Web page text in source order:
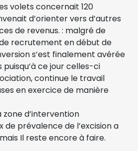
volets concernait 120
d’orienter vers d’autres
de revenus. : malgré de
recrutement en début de
s’est finalement avérée
ce jour celles-ci
continue le travail
en exercice de manière
d’intervention
de prévalence de l’excision a
Il reste encore à faire.